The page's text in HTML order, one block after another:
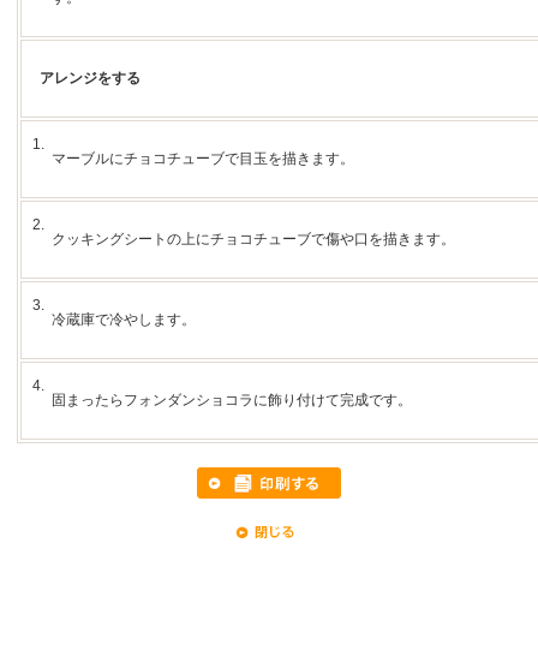
アレンジをする
1.
マーブルにチョコチューブで目玉を描きます。
2.
クッキングシートの上にチョコチューブで傷や口を描きます。
3.
冷蔵庫で冷やします。
4.
固まったらフォンダンショコラに飾り付けて完成です。